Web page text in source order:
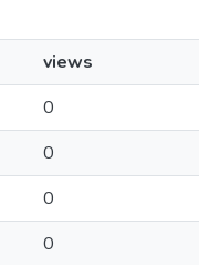
views
0
0
0
0